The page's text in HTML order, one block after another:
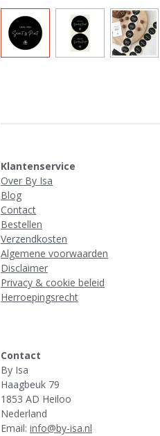
Klantenservice
Over By Isa
Blog
Contact
Bestellen
Verzendkosten
Algemene voorwaarden
Disclaimer
Privacy & cookie beleid
Herroepingsrecht
Contact
By Isa
Haagbeuk 79
1853 AD Heiloo
Nederland
Email: info@by-isa.nl